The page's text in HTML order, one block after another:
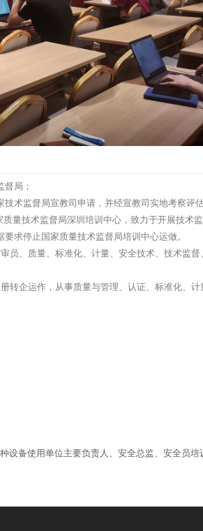
局；
术监督局宣教司申请，并经宣教司实地考察评
量技术监督局深圳培训中心，致力于开展技术
求停止国家质量技术监督局培训中心运做。
、质量、标准化、计量、安全技术、技术监督
转企运作，从事质量与管理、认证、标准化、计
设备使用单位主要负责人、安全总监、安全员培